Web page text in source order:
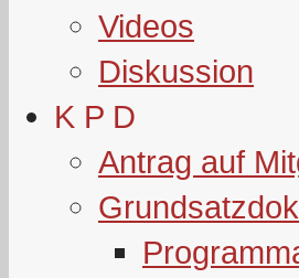
Videos
Diskussion
K P D
Antrag auf